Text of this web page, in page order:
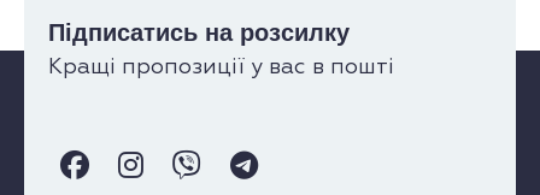
Підписатись на розсилку
Кращі пропозиції у вас в пошті